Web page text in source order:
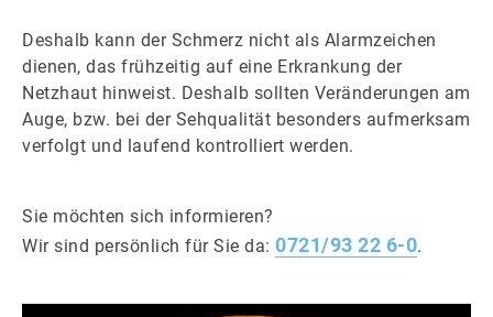
Deshalb kann der Schmerz nicht als Alarmzeichen
dienen, das frühzeitig auf eine Erkrankung der
Netzhaut hinweist. Deshalb sollten Veränderungen am
Auge, bzw. bei der Sehqualität besonders aufmerksam
verfolgt und laufend kontrolliert werden.
Sie möchten sich informieren?
Wir sind persönlich für Sie da: 0721/93 22 6-0.